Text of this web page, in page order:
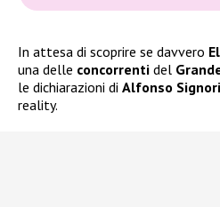
In attesa di scoprire se davvero
una delle concorrenti del
le dichiarazioni di Alfonso
reality.